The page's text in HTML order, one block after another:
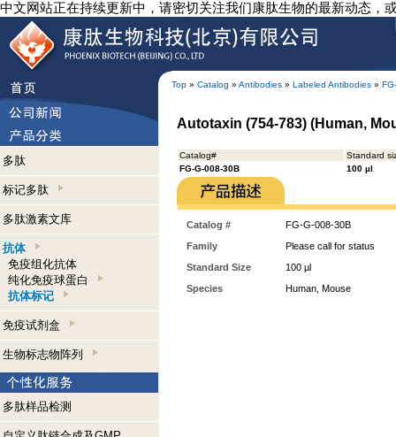
中文网站正在持续更新中，请密切关注我们康肽生物的最新动态，
Top » Catalog » Antibodies » Labeled Antibodies »
多肽
标记多肽
多肽激素文库
抗体
免疫组化抗体
纯化免疫球蛋白
抗体标记
免疫试剂盒
生物标志物阵列
多肽样品检测
Autotaxin (754-783) (Human,
Catalog#
Standard
FG-G-008-30B
100 µl
Catalog #
FG-G-008-30B
Family
Please call for status
Standard Size
100 µl
Species
Human, Mouse